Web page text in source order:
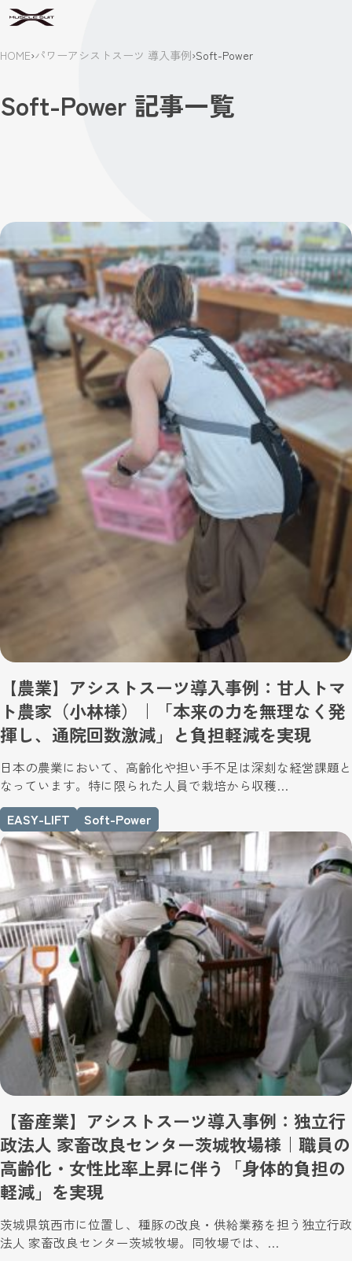
HOME›パワーアシストスーツ 導入事例›Soft-Power
Soft-Power 記事一覧
【農業】アシストスーツ導入事例：甘人トマ
ト農家（小林様）｜「本来の力を無理なく発
揮し、通院回数激減」と負担軽減を実現
日本の農業において、高齢化や担い手不足は深刻な経営課題と
なっています。特に限られた人員で栽培から収穫…
EASY-LIFT Soft-Power
【畜産業】アシストスーツ導入事例：独立行
政法人 家畜改良センター茨城牧場様｜職員の
高齢化・女性比率上昇に伴う「身体的負担の
軽減」を実現
茨城県筑西市に位置し、種豚の改良・供給業務を担う独立行政
法人 家畜改良センター茨城牧場。同牧場では、…